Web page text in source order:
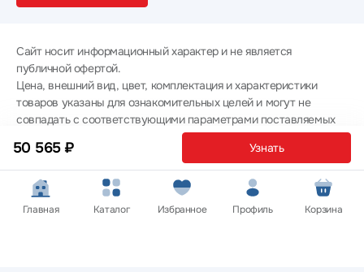
50 565 ₽ Узнать
Сайт носит информационный характер и не является
публичной офертой.
Цена, внешний вид, цвет, комплектация и характеристики
товаров указаны для ознакомительных целей и могут не
совпадать с соответствующими параметрами поставляемых
товаров - уточняйте информацию у менеджера при
оформлении заказа.
Политика конфиденциальности
© 2012 — 2026 ООО «Эпл Тэк»
Главная Каталог Избранное Профиль Корзина